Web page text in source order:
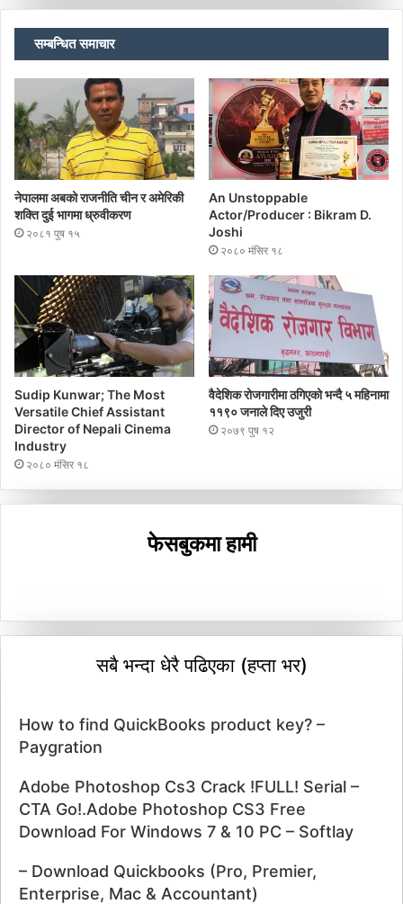
सम्बन्धित समाचार
नेपालमा अबको राजनीति चीन र अमेरिकी
शक्ति दुई भागमा ध्रुवीकरण
२०८१ पुष १५
An Unstoppable
Actor/Producer : Bikram D.
Joshi
२०८० मंसिर १८
Sudip Kunwar; The Most
Versatile Chief Assistant
Director of Nepali Cinema
Industry
२०८० मंसिर १८
वैदेशिक रोजगारीमा ठगिएको भन्दै ५ महिनामा
११९० जनाले दिए उजुरी
२०७९ पुष १२
फेसबुकमा हामी
सबै भन्दा धेरै पढिएका (हप्ता भर)
How to find QuickBooks product key? –
Paygration
Adobe Photoshop Cs3 Crack !FULL! Serial –
CTA Go!.Adobe Photoshop CS3 Free
Download For Windows 7 & 10 PC – Softlay
– Download Quickbooks (Pro, Premier,
Enterprise, Mac & Accountant)